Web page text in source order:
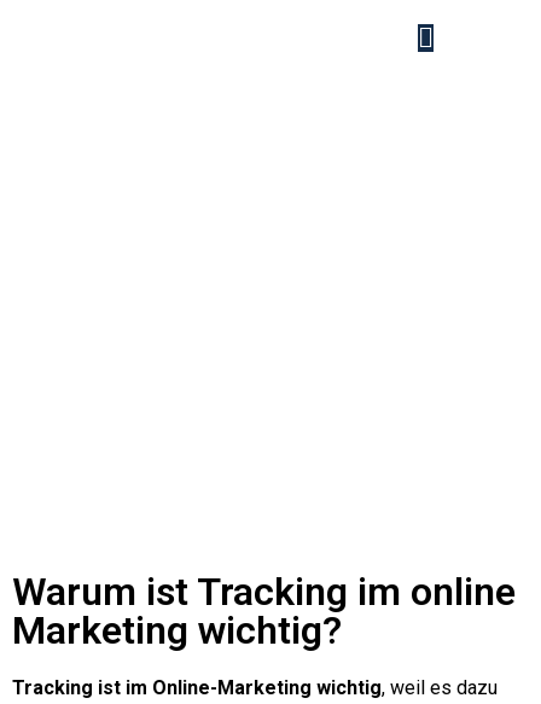
Warum ist Tracking im online
Marketing wichtig?
Tracking ist im Online-Marketing wichtig, weil es dazu